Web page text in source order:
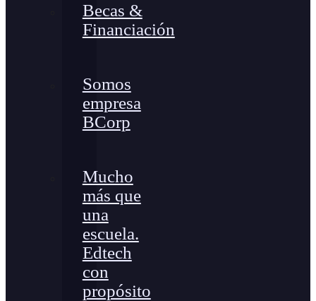
Becas &
Financiación
Somos
empresa
BCorp
Mucho
más que
una
escuela.
Edtech
con
propósito